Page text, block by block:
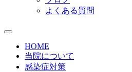
よくある質問
HOME
当院について
感染症対策